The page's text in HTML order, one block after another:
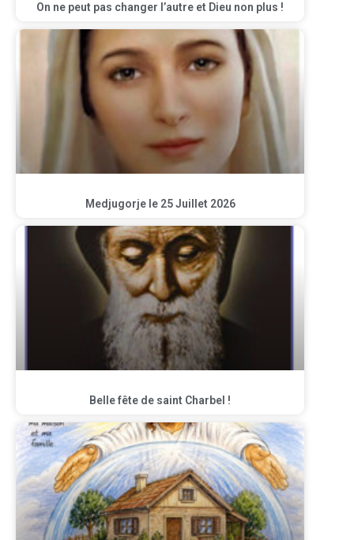
On ne peut pas changer l’autre et Dieu non plus !
Medjugorje le 25 Juillet 2026
Belle fête de saint Charbel !